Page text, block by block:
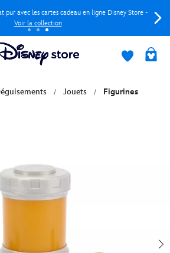
pur avec les cartes cadeau en ligne Disney Store -
Voir la collection
Jouets Figurines